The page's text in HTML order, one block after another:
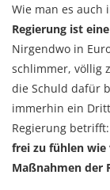
Wie man es
Regierung ist
Nirgendwo in
schlimmer, völlig
die Schuld dafür
immerhin ein
Regierung betrifft:
frei zu fühlen wie
Maßnahmen der